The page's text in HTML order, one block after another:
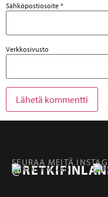
Sähköpostiosoite *
Verkkosivusto
SEURAA MEITÄ